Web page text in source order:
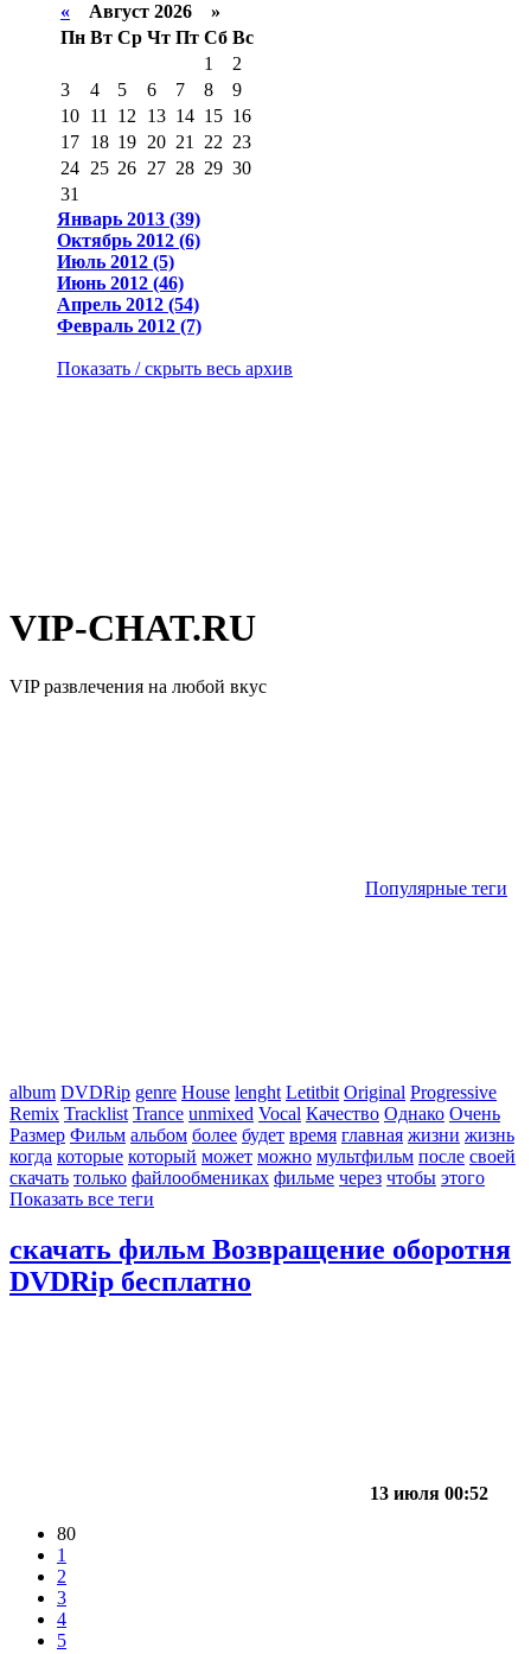
« Август 2026 »
Пн Вт Ср Чт Пт Сб Вс
1
2
3
4 5 6 7 8
9
10 11 12 13 14 15 16
17 18 19 20 21 22 23
24 25 26 27 28 29 30
31
Январь 2013 (39)
Октябрь 2012 (6)
Июль 2012 (5)
Июнь 2012 (46)
Апрель 2012 (54)
Февраль 2012 (7)
Показать / скрыть весь архив
VIP-CHAT.RU
VIP развлечения на любой вкус
Популярные теги
album DVDRip genre House lenght Letitbit Original Progressive
Remix Tracklist Trance unmixed Vocal Качество Однако Очень
Размер Фильм альбом более будет время главная жизни жизнь
когда которые который может можно мультфильм после своей
скачать только файлообмениках фильме через чтобы этого
Показать все теги
скачать фильм Возвращение оборотня
DVDRip бесплатно
13 июля 00:52
80
1
2
3
4
5